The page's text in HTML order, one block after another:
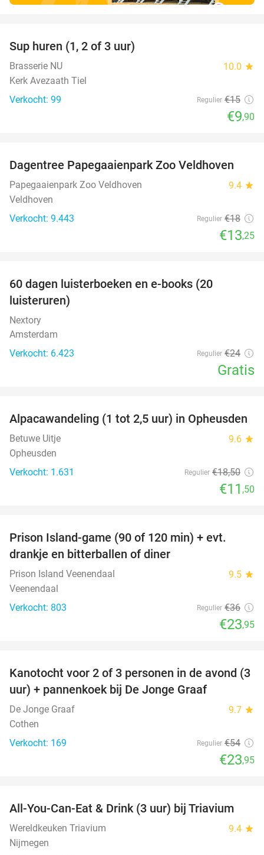
Sup huren (1, 2 of 3 uur)
Brasserie NU 10.0 star
Kerk Avezaath Tiel
Verkocht: 99
Regulier €15
€9,90
26%
Dagentree Papegaaienpark Zoo Veldhoven
Papegaaienpark Zoo Veldhoven 9.4 star
Veldhoven
Verkocht: 9.443
Regulier €18
€13,25
60 dagen luisterboeken en e-books (20
luisteruren)
Nextory
Amsterdam
Verkocht: 6.423
Regulier €24
Gratis
38%
Alpacawandeling (1 tot 2,5 uur) in Opheusden
Betuwe Uitje 9.6 star
Opheusden
Verkocht: 1.631
Regulier €18,50
€11 ,50
Prison Island-game (90 of 120 min) + evt.
drankje en bitterballen of diner
Prison Island Veenendaal 9.5 star
Veenendaal
Verkocht: 803
Regulier €36
€23,95
56%
Kanotocht voor 2 of 3 personen in de avond (3
uur) + pannenkoek bij De Jonge Graaf
De Jonge Graaf 9.7 star
Cothen
Verkocht: 169
Regulier €54
€23,95
21%
All-You-Can-Eat & Drink (3 uur) bij Triavium
Wereldkeuken Triavium 9.4 star
Nijmegen